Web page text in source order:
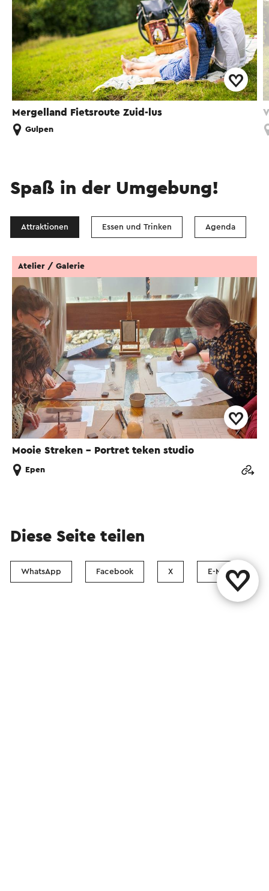
Mergelland Fietsroute Zuid-lus
Gulpen
Spaß in der Umgebung!
Attraktionen Essen und Trinken Agenda
Mooie Streken - Portret teken studio
Atelier / Galerie
Epen
Diese Seite teilen
WhatsApp Facebook X E-Mail